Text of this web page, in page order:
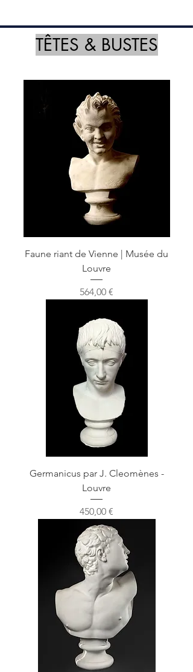
TÊTES & BUSTES
Faune riant de Vienne | Musée du
Louvre
Prix
564,00 €
Germanicus par J. Cleomènes -
Louvre
Prix
450,00 €